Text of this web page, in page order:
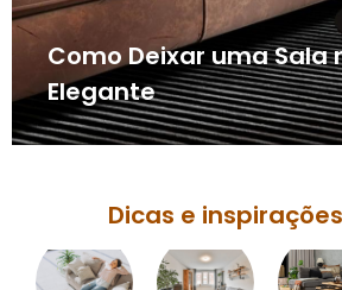
Como Deixar uma Sala
Elegante
Dicas e